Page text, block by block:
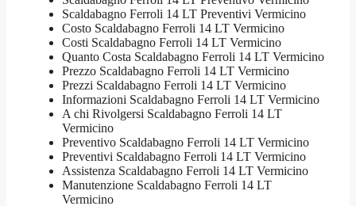
Scaldabagno Ferroli 14 LT Preventivi Vermicino
Costo Scaldabagno Ferroli 14 LT Vermicino
Costi Scaldabagno Ferroli 14 LT Vermicino
Quanto Costa Scaldabagno Ferroli 14 LT Vermicino
Prezzo Scaldabagno Ferroli 14 LT Vermicino
Prezzi Scaldabagno Ferroli 14 LT Vermicino
Informazioni Scaldabagno Ferroli 14 LT Vermicino
A chi Rivolgersi Scaldabagno Ferroli 14 LT
Vermicino
Preventivo Scaldabagno Ferroli 14 LT Vermicino
Preventivi Scaldabagno Ferroli 14 LT Vermicino
Assistenza Scaldabagno Ferroli 14 LT Vermicino
Manutenzione Scaldabagno Ferroli 14 LT
Vermicino